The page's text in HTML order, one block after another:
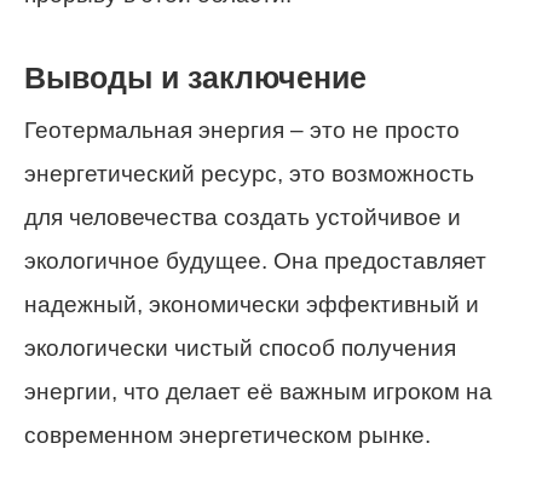
Выводы и заключение
Геотермальная энергия – это не просто
энергетический ресурс, это возможность
для человечества создать устойчивое и
экологичное будущее. Она предоставляет
надежный, экономически эффективный и
экологически чистый способ получения
энергии, что делает её важным игроком на
современном энергетическом рынке.